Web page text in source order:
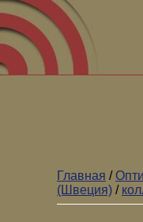
Главная /
(Швеция) /